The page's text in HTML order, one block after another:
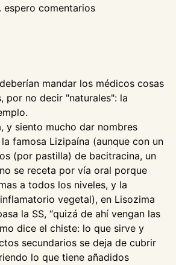
espero comentarios
mandar los médicos cosas
por no decir "naturales": la
y siento mucho dar nombres
famosa Lizipaína (aunque con un
(por pastilla) de bacitracina, un
se receta por vía oral porque
a todos los niveles, y la
vegetal), en Lisozima
la SS, “quizá de ahí vengan las
dice el chiste: lo que sirve y
secundarios se deja de cubrir
lo que tiene añadidos